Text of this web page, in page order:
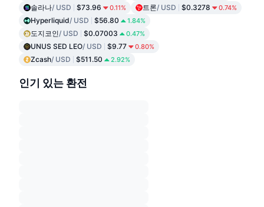
솔라나/ USD $73.96 0.11% 트론/ USD $0.3278 0.74%
Hyperliquid/ USD $56.80 1.84%
도지코인/ USD $0.07003 0.47%
UNUS SED LEO/ USD $9.77 0.80%
Zcash/ USD $511.50 2.92%
인기 있는 환전